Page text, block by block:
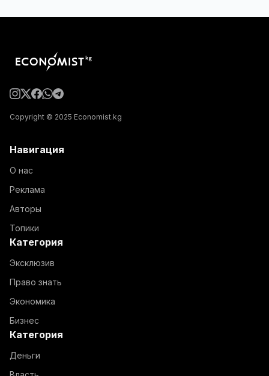
Copyright © 2025 Economist.kg
Навигация
О нас
Реклама
Авторы
Топики
Категория
Эксклюзив
Право знать
Экономика
Бизнес
Категория
Деньги